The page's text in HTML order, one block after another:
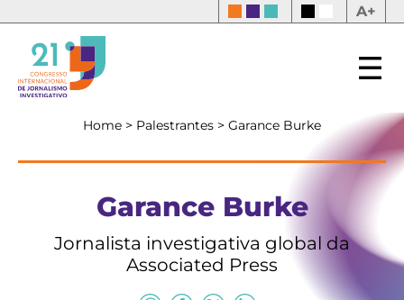
A+
Home > Palestrantes > Garance Burke
Garance Burke
Jornalista investigativa global da
Associated Press